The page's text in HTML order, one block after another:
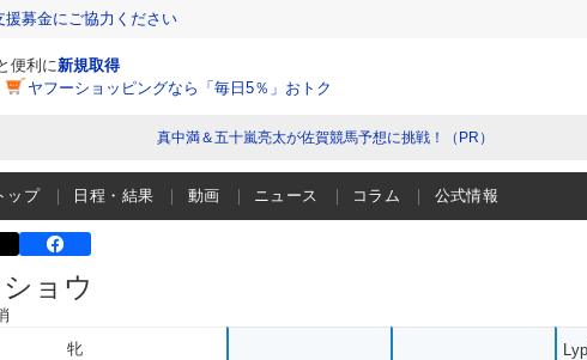
援募金にご協力ください
便利に新規取得
ヤフーショッピングなら「毎日5％」おトク
真中満＆五十嵐亮太が佐賀競馬予想に挑戦！（PR）
ップ 日程・結果 動画 ニュース コラム 公式情報
ショウ
牝